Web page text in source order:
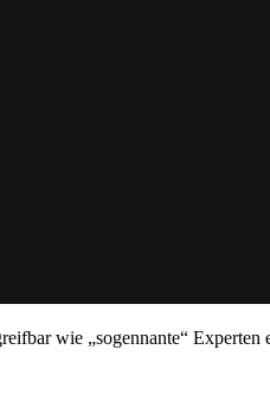
wie „sogennante“